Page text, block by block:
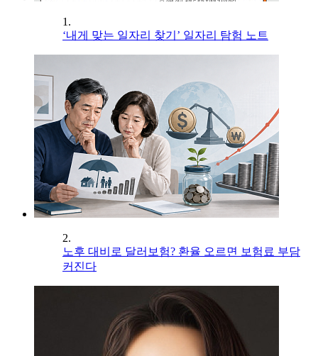
1.
‘내게 맞는 일자리 찾기’ 일자리 탐험 노트
2.
노후 대비로 달러보험? 환율 오르면 보험료 부담
커진다